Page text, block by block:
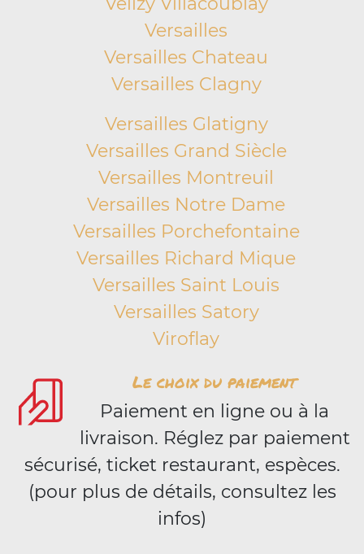
Versailles
Versailles Chateau
Versailles Clagny
Versailles Glatigny
Versailles Grand Siècle
Versailles Montreuil
Versailles Notre Dame
Versailles Porchefontaine
Versailles Richard Mique
Versailles Saint Louis
Versailles Satory
Viroflay
Le choix du paiement
Paiement en ligne ou à la
livraison. Réglez par paiement
sécurisé, ticket restaurant, espèces.
(pour plus de détails, consultez les
infos)